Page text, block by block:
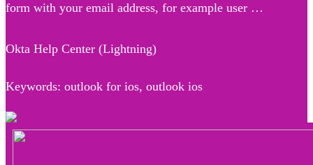
form with your email address, for example user …
Okta Help Center (Lightning)
Keywords: outlook for ios, outlook ios